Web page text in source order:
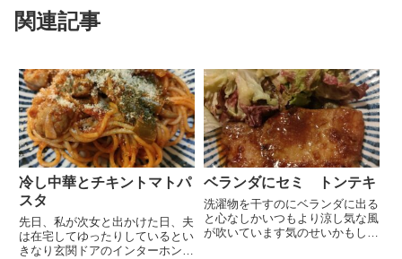
関連記事
冷し中華とチキントマトパ
スタ
先日、私が次女と出かけた日、夫
は在宅してゆったりしているとい
きなり玄関ドアのインターホンが
ベランダにセミ トンテキ
洗濯物を干すのにベランダに出る
と心なしかいつもより涼し気な風
が吹いています気のせいかもしれ